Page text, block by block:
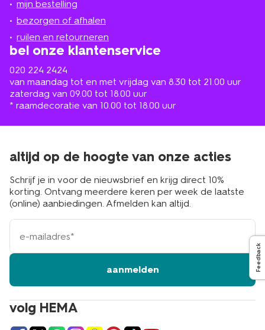
mijn bestelling
bezorgen of afhalen
ruilen en retourneren
bel onze klantenservice
020 224 2424
van maandag tot en met vrijdag van 8.30 tot 21.00 uur
zaterdag van 09.00 tot 18.00 uur
* raamdecoratie van 10.00 tot 18.00 uur
in
de
buurt
volg HEMA
altijd op de hoogte van onze acties
Schrijf je in voor de nieuwsbrief en krijg direct 10%
korting. Ontvang meerdere keren per week de laatste
(online) aanbiedingen. Afmelden kan altijd.
e-
mailadres
aanmelden Feedback